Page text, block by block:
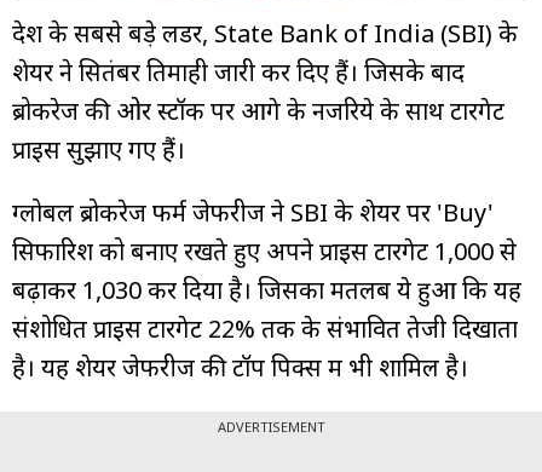
देश के सबसे बड़े लेंडर, State Bank of India (SBI) के
शेयर ने सितंबर तिमाही जारी कर दिए हैं। जिसके बाद
ब्रोकरेज की ओर स्टॉक पर आगे के नजरिये के साथ टारगेट
प्राइस सुझाए गए हैं।
ग्लोबल ब्रोकरेज फर्म जेफरीज ने SBI के शेयर पर 'Buy'
सिफारिश को बनाए रखते हुए अपने प्राइस टारगेट ₹1,000 से
बढ़ाकर ₹1,030 कर दिया है। जिसका मतलब ये हुआ कि यह
संशोधित प्राइस टारगेट 22% तक के संभावित तेजी दिखाता
है। यह शेयर जेफरीज की टॉप पिक्स में भी शामिल है।
ADVERTISEMENT